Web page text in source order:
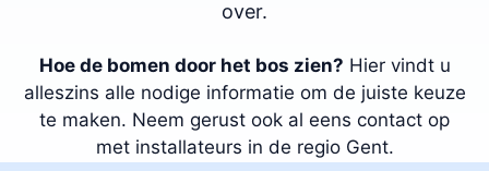
over.
Hoe de bomen door het bos zien? Hier vindt u
alleszins alle nodige informatie om de juiste keuze
te maken. Neem gerust ook al eens contact op
met installateurs in de regio Gent.